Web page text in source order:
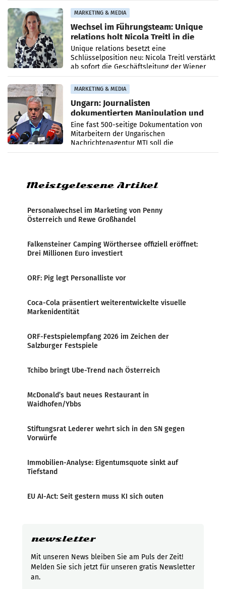
MARKETING & MEDIA
Wechsel im Führungsteam: Unique
relations holt Nicola Treitl in die
Geschäftsleitung
Unique relations besetzt eine
Schlüsselposition neu: Nicola Treitl verstärkt
ab sofort die Geschäftsleitung der Wiener
PR-Agentur an der Seite von Josef Kalina und
Anna Kalina-Mahr.
MARKETING & MEDIA
Ungarn: Journalisten
dokumentierten Manipulation und
Zensur
Eine fast 500-seitige Dokumentation von
Mitarbeitern der Ungarischen
Nachrichtenagentur MTI soll die
systematische Nachrichten-Manipulation und
Meistgelesene Artikel
Personalwechsel im Marketing von Penny
Österreich und Rewe Großhandel
Falkensteiner Camping Wörthersee offiziell eröffnet:
Drei Millionen Euro investiert
ORF: Pig legt Personalliste vor
Coca-Cola präsentiert weiterentwickelte visuelle
Markenidentität
ORF-Festspielempfang 2026 im Zeichen der
Salzburger Festspiele
Tchibo bringt Ube-Trend nach Österreich
McDonald’s baut neues Restaurant in
Waidhofen/Ybbs
Stiftungsrat Lederer wehrt sich in den SN gegen
Vorwürfe
Immobilien-Analyse: Eigentumsquote sinkt auf
Tiefstand
EU AI-Act: Seit gestern muss KI sich outen
newsletter
Mit unseren News bleiben Sie am Puls der Zeit!
Melden Sie sich jetzt für unseren gratis Newsletter
an.